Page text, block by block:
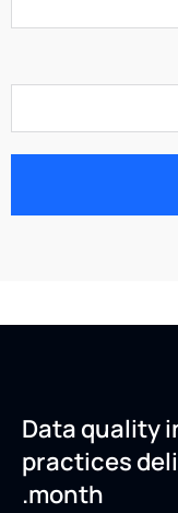
Data quality
practices
month.